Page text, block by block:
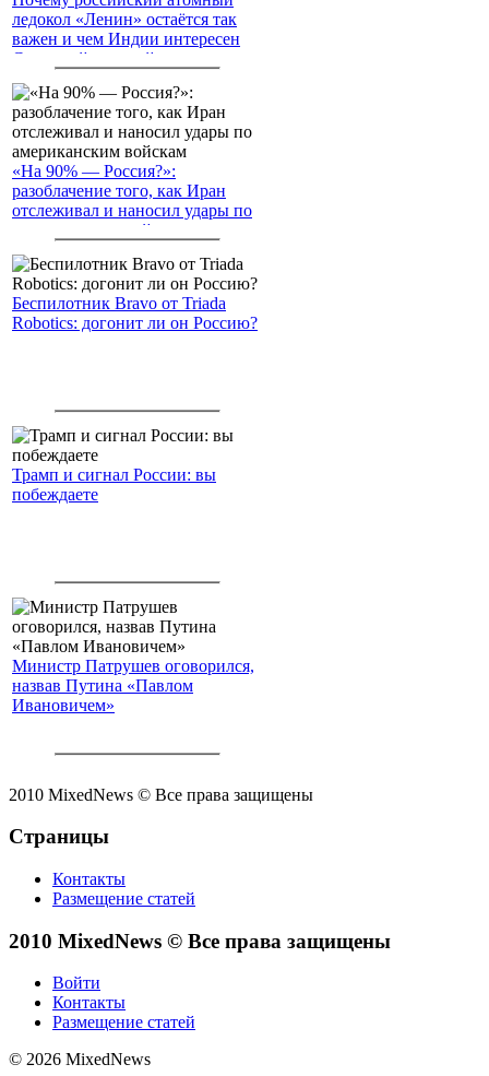
ледокол «Ленин» остаётся так
важен и чем Индии интересен
Северный морской путь
«На 90% — Россия?»:
разоблачение того, как Иран
отслеживал и наносил удары по
американским войскам
Беспилотник Bravo от Triada
Robotics: догонит ли он Россию?
Трамп и сигнал России: вы
побеждаете
Министр Патрушев оговорился,
назвав Путина «Павлом
Ивановичем»
2010 MixedNews © Все права защищены
Страницы
Контакты
Размещение статей
2010 MixedNews © Все права защищены
Войти
Контакты
Размещение статей
© 2026 MixedNews